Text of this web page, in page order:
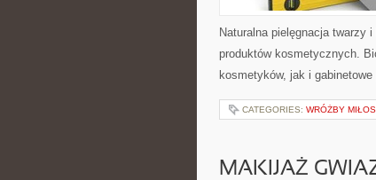
Naturalna pielęgnacja twarzy
produktów kosmetycznych.
kosmetyków, jak i
CATEGORIES: WRÓŻBY
MAKIJAŻ